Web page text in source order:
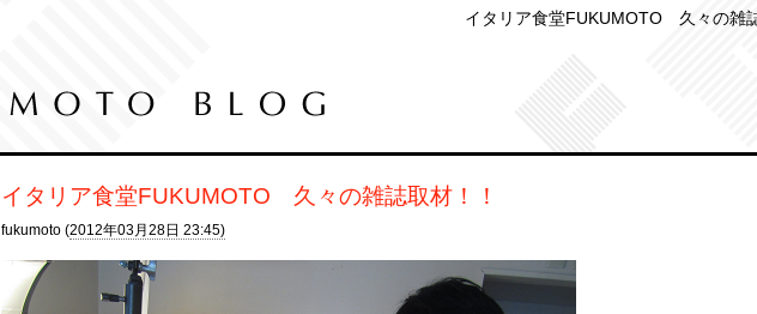
イタリア食堂FUKUMOTO 久々の雑
イタリア食堂FUKUMOTO 久々の雑誌取材！！
fukumoto (2012年03月28日 23:45)